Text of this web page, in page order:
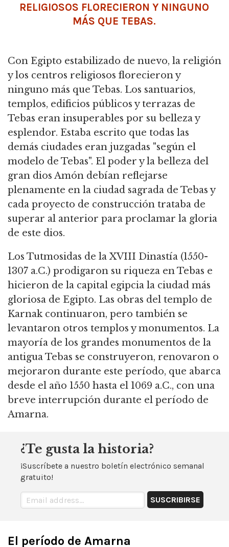
RELIGIOSOS FLORECIERON Y NINGUNO
MÁS QUE TEBAS.
Con Egipto estabilizado de nuevo, la religión
y los centros religiosos florecieron y
ninguno más que Tebas. Los santuarios,
templos, edificios públicos y terrazas de
Tebas eran insuperables por su belleza y
esplendor. Estaba escrito que todas las
demás ciudades eran juzgadas "según el
modelo de Tebas". El poder y la belleza del
gran dios Amón debían reflejarse
plenamente en la ciudad sagrada de Tebas y
cada proyecto de construcción trataba de
superar al anterior para proclamar la gloria
de este dios.
Los Tutmosidas de la XVIII Dinastía (1550-
1307 a.C.) prodigaron su riqueza en Tebas e
hicieron de la capital egipcia la ciudad más
gloriosa de Egipto. Las obras del templo de
Karnak continuaron, pero también se
levantaron otros templos y monumentos. La
mayoría de los grandes monumentos de la
antigua Tebas se construyeron, renovaron o
mejoraron durante este período, que abarca
desde el año 1550 hasta el 1069 a.C., con una
breve interrupción durante el período de
Amarna.
¿Te gusta la historia?
¡Suscríbete a nuestro boletín electrónico semanal
gratuito!
El período de Amarna